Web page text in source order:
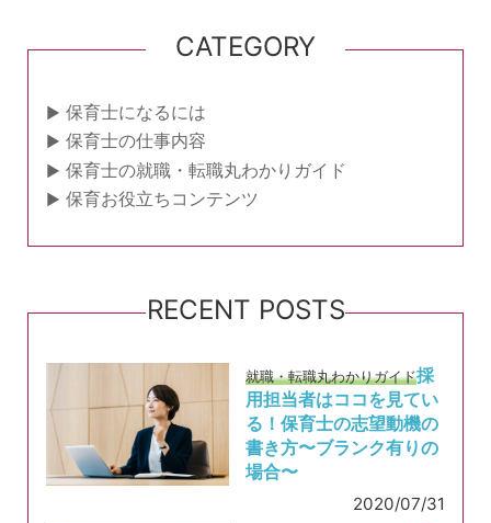
CATEGORY
保育士になるには
保育士の仕事内容
保育士の就職・転職丸わかりガイド
保育お役立ちコンテンツ
RECENT POSTS
就職・転職丸わかりガイド採
用担当者はココを見てい
る！保育士の志望動機の
書き方〜ブランク有りの
場合〜
2020/07/31